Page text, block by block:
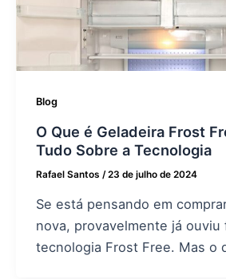
Blog
O Que é Geladeira Frost
Tudo Sobre a Tecnologia
Rafael Santos /23 de julho de 2024
Se está pensando em
nova, provavelmente já ouviu
tecnologia Frost Free. Mas o